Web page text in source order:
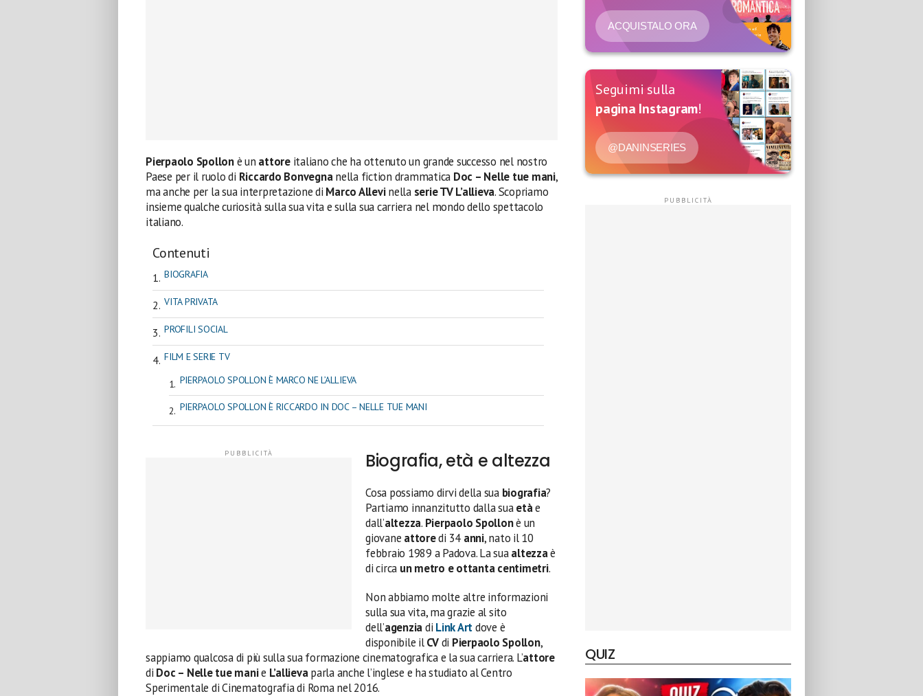
Pierpaolo Spollonè un attoreitaliano che ha ottenuto un grande successo nel nostro
Paese per il ruolo di Riccardo Bonvegnanella fiction drammatica Doc – Nelle tue mani,
ma anche per la sua interpretazione di Marco Allevinellaserie TV L’allieva. Scopriamo
insieme qualche curiosità sulla sua vita e sulla sua carriera nel mondo dello spettacolo
italiano.
Contenuti
BIOGRAFIA
VITA PRIVATA
PROFILI SOCIAL
FILM E SERIE TV
PIERPAOLO SPOLLON È MARCO NE L’ALLIEVA
PIERPAOLO SPOLLON È RICCARDO IN DOC – NELLE TUE MANI
Biografia, età e altezza
Cosa possiamo dirvi della sua biografia?
Partiamo innanzitutto dalla suaetàe
dall’altezza. Pierpaolo Spollonè un
giovane attoredi 34 anni, nato il 10
febbraio 1989 a Padova. La suaaltezzaè
di circa un metro e ottanta centimetri.
Non abbiamo molte altre informazioni
sulla sua vita, ma grazie al sito
dell’agenziadi Link Artdove è
disponibile ilCVdi Pierpaolo Spollon,
sappiamo qualcosa di più sulla sua formazione cinematografica e la sua carriera. L’attore
di Doc – Nelle tue manie L’allievaparla anche l’inglese e ha studiato al Centro
Sperimentale di Cinematografia di Roma nel 2016.
ACQUISTALO ORA
Seguimi sulla
pagina Instagram!
@DANINSERIES
QUIZ